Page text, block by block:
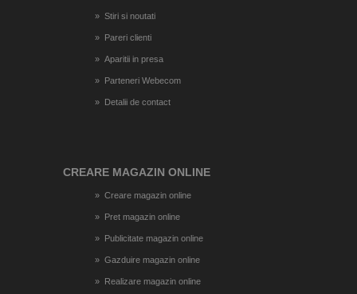
Stiri si noutati
Pareri clienti
Aparitii in presa
Parteneri Webecom
Detalii de contact
CREARE MAGAZIN ONLINE
Creare magazin online
Pret magazin online
Publicitate magazin online
Gazduire magazin online
Realizare magazin online